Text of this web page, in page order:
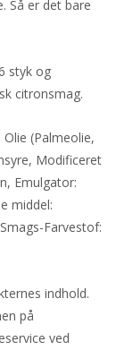
Så er det bare
styk og
citronsmag.
Olie (Palmeolie,
Modificeret
Emulgator:
middel:
Farvestof:
indhold.
på
ved